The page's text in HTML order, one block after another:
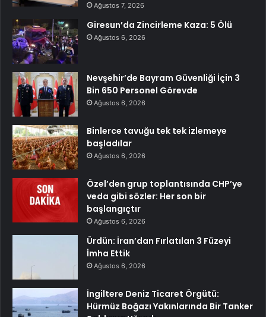
Ağustos 7, 2026
Giresun’da Zincirleme Kaza: 5 Ölü
Ağustos 6, 2026
Nevşehir’de Bayram Güvenliği İçin 3
Bin 650 Personel Görevde
Ağustos 6, 2026
Binlerce tavuğu tek tek izlemeye
başladılar
Ağustos 6, 2026
Özel’den grup toplantısında CHP’ye
veda gibi sözler: Her son bir
başlangıçtır
Ağustos 6, 2026
Ürdün: İran’dan Fırlatılan 3 Füzeyi
İmha Ettik
Ağustos 6, 2026
İngiltere Deniz Ticaret Örgütü:
Hürmüz Boğazı Yakınlarında Bir Tanker